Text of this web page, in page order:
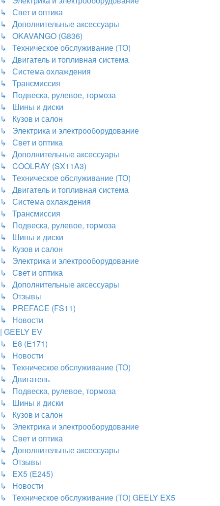
↳ Свет и оптика
↳ Дополнительные аксессуары
↳ OKAVANGO (G836)
↳ Техническое обслуживание (ТО)
↳ Двигатель и топливная система
↳ Система охлаждения
↳ Трансмиссия
↳ Подвеска, рулевое, тормоза
↳ Шины и диски
↳ Кузов и салон
↳ Электрика и электрооборудование
↳ Свет и оптика
↳ Дополнительные аксессуары
↳ COOLRAY (SX11A3)
↳ Техническое обслуживание (ТО)
↳ Двигатель и топливная система
↳ Система охлаждения
↳ Трансмиссия
↳ Подвеска, рулевое, тормоза
↳ Шины и диски
↳ Кузов и салон
↳ Электрика и электрооборудование
↳ Свет и оптика
↳ Дополнительные аксессуары
↳ Отзывы
↳ PREFACE (FS11)
↳ Новости
| GEELY EV
↳ E8 (E171)
↳ Новости
↳ Техническое обслуживание (ТО)
↳ Двигатель
↳ Подвеска, рулевое, тормоза
↳ Шины и диски
↳ Кузов и салон
↳ Электрика и электрооборудование
↳ Свет и оптика
↳ Дополнительные аксессуары
↳ Отзывы
↳ EX5 (E245)
↳ Новости
↳ Техническое обслуживание (ТО) GEELY EX5